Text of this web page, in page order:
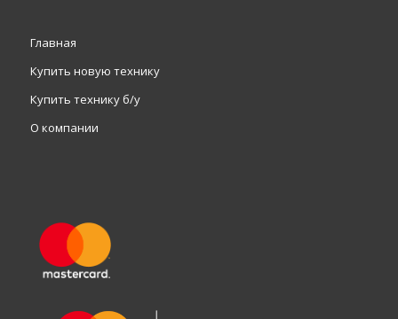
Главная
Купить новую технику
Купить технику б/у
О компании